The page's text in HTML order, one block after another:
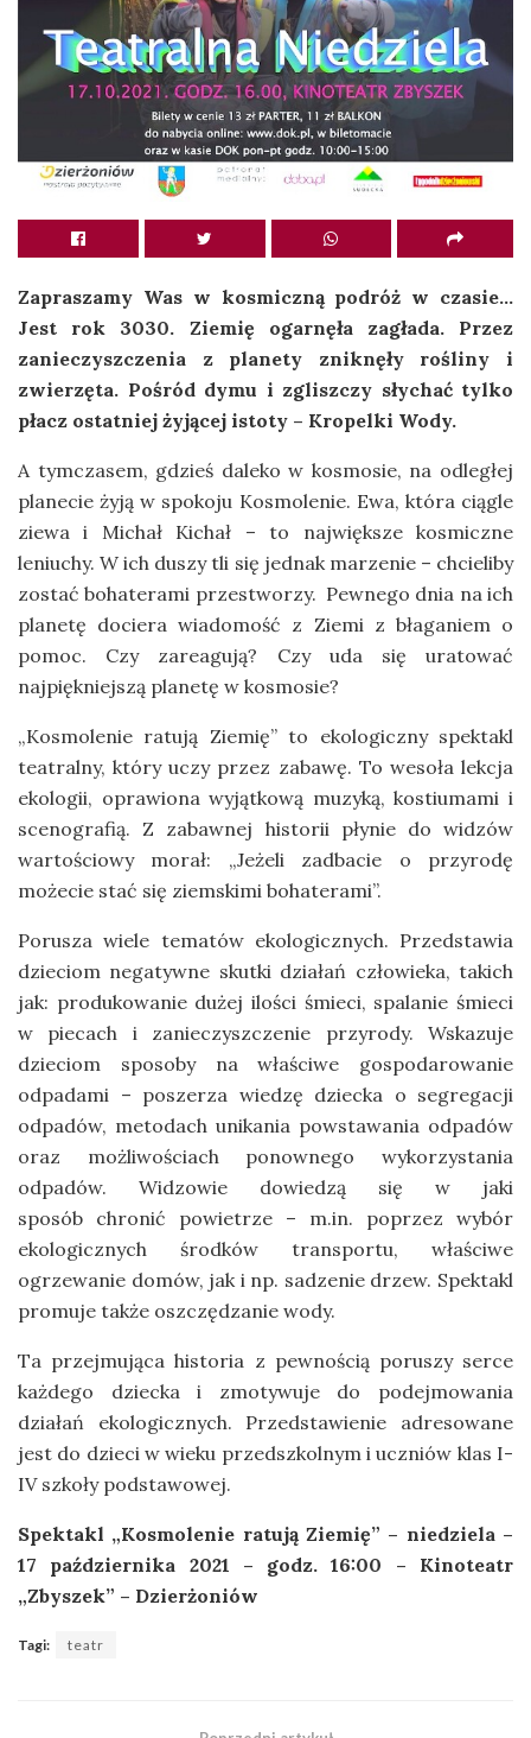
Zapraszamy Was w kosmiczną podróż w czasie…
Jest rok 3030. Ziemię ogarnęła zagłada. Przez
zanieczyszczenia z planety zniknęły rośliny i
zwierzęta. Pośród dymu i zgliszczy słychać tylko
płacz ostatniej żyjącej istoty – Kropelki Wody.
A tymczasem, gdzieś daleko w kosmosie, na odległej
planecie żyją w spokoju Kosmolenie. Ewa, która ciągle
ziewa i Michał Kichał – to największe kosmiczne
leniuchy. W ich duszy tli się jednak marzenie – chcieliby
zostać bohaterami przestworzy. Pewnego dnia na ich
planetę dociera wiadomość z Ziemi z błaganiem o
pomoc. Czy zareagują? Czy uda się uratować
najpiękniejszą planetę w kosmosie?
„Kosmolenie ratują Ziemię” to ekologiczny spektakl
teatralny, który uczy przez zabawę. To wesoła lekcja
ekologii, oprawiona wyjątkową muzyką, kostiumami i
scenografią. Z zabawnej historii płynie do widzów
wartościowy morał: „Jeżeli zadbacie o przyrodę
możecie stać się ziemskimi bohaterami”.
Porusza wiele tematów ekologicznych. Przedstawia
dzieciom negatywne skutki działań człowieka, takich
jak: produkowanie dużej ilości śmieci, spalanie śmieci
w piecach i zanieczyszczenie przyrody. Wskazuje
dzieciom sposoby na właściwe gospodarowanie
odpadami – poszerza wiedzę dziecka o segregacji
odpadów, metodach unikania powstawania odpadów
oraz możliwościach ponownego wykorzystania
odpadów. Widzowie dowiedzą się w jaki
sposób chronić powietrze – m.in. poprzez wybór
ekologicznych środków transportu, właściwe
ogrzewanie domów, jak i np. sadzenie drzew. Spektakl
promuje także oszczędzanie wody.
Ta przejmująca historia z pewnością poruszy serce
każdego dziecka i zmotywuje do podejmowania
działań ekologicznych. Przedstawienie adresowane
jest do dzieci w wieku przedszkolnym i uczniów klas I-
IV szkoły podstawowej.
Spektakl „Kosmolenie ratują Ziemię” – niedziela –
17 października 2021 – godz. 16:00 – Kinoteatr
„Zbyszek” – Dzierżoniów
Tagi: teatr